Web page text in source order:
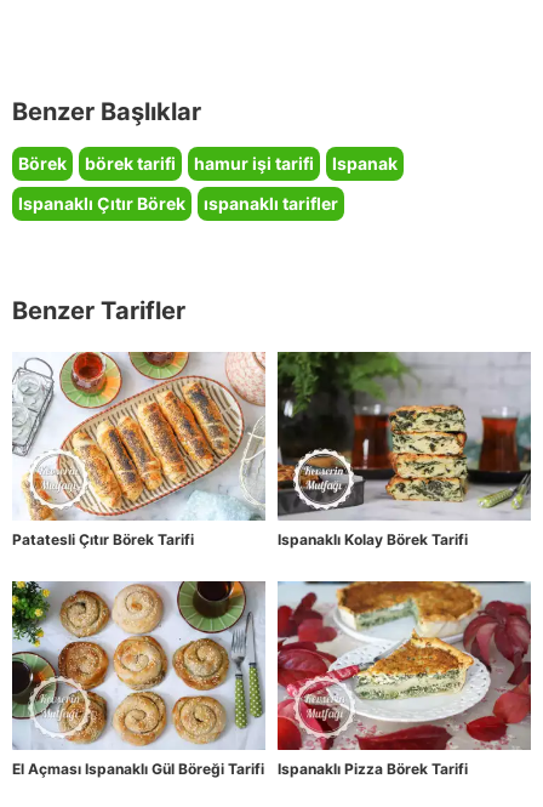
Benzer Başlıklar
Börek börek tarifi hamur işi tarifi
Ispanak
Ispanaklı Çıtır Börek
ıspanaklı tarifler
Benzer Tarifler
Patatesli Çıtır Börek Tarifi Ispanaklı Kolay Börek Tarifi
El Açması Ispanaklı Gül Böreği Tarifi Ispanaklı Pizza Börek Tarifi